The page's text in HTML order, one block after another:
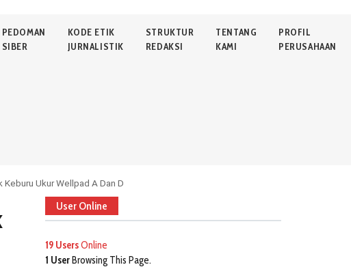
PEDOMAN
SIBER
KODE ETIK
JURNALISTIK
STRUKTUR
REDAKSI
TENTANG
KAMI
PROFIL
PERUSAHAAN
Ukur Wellpad A Dan D
User Online
19 UsersOnline
1 UserBrowsing This Page.